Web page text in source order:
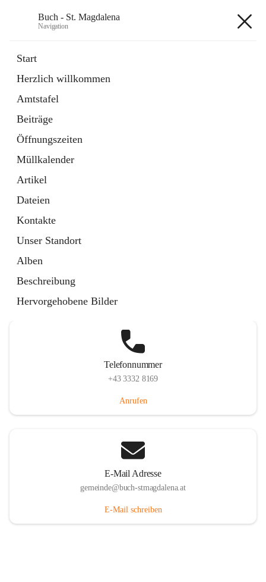
Buch - St. Magdalena
Navigation
Start
Herzlich willkommen
Amtstafel
Beiträge
Öffnungszeiten
Müllkalender
Artikel
Dateien
Kontakte
Unser Standort
Alben
Beschreibung
Hervorgehobene Bilder
11 Schnellzugriffe
Bürgerservice
10 Schnellzugriffe
Telefonnummer
+43 3332 8169
Anrufen
E-Mail Adresse
gemeinde@buch-stmagdalena.at
E-Mail schreiben